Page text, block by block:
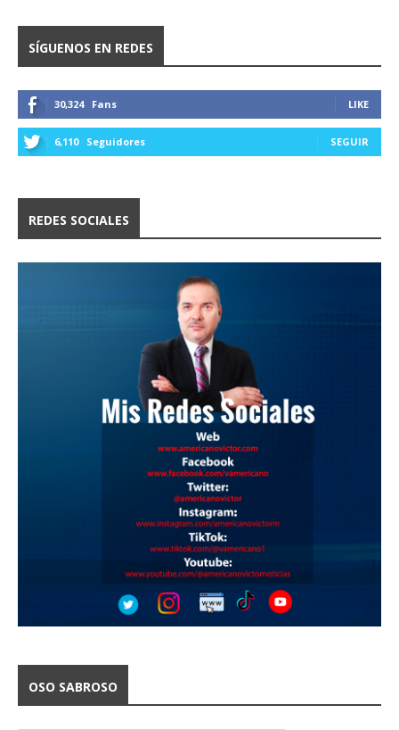
SÍGUENOS EN REDES
30,324 Fans LIKE
6,110 Seguidores SEGUIR
REDES SOCIALES
OSO SABROSO